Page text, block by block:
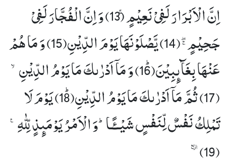
اِنَّ الْاَبْرَارَ لَفِیْ نَعِیْمٍۚ (13) وَ اِنَّ الْفُجَّارَ لَفِیْ
جَحِیْمٍﭕ(14) یَّصْلَوْنَهَا یَوْمَ الدِّیْنِ(15) وَ مَا هُمْ
عَنْهَا بِغَآىٕبِیْنَﭤ(16) وَ مَاۤ اَدْرٰىكَ مَا یَوْمُ الدِّیْنِۙ
(17) ثُمَّ مَاۤ اَدْرٰىكَ مَا یَوْمُ الدِّیْنِﭤ(18) یَوْمَ لَا
تَمْلِكُ نَفْسٌ لِّنَفْسٍ شَیْــٴًـاؕ-وَ الْاَمْرُ یَوْمَىٕذٍ لِّلّٰهِ۠
(19)ٛ